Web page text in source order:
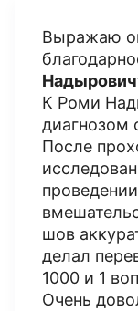
Выражаю
К Роми
диагнозом
После
шов
делал
1000 и 1
Очень